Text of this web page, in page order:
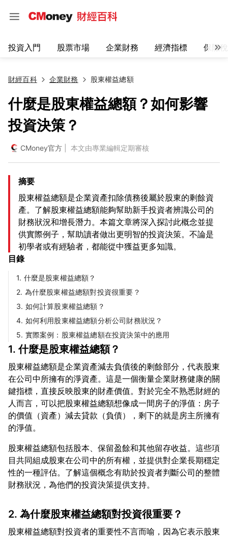
投資入門 股票市場 企業財務 經濟指標 保險
財經百科 企業財務 股東權益總額
什麼是股東權益總額？如何影響
投資決策？
CMoney官方 | 本文由專業編輯定期審核
摘要
股東權益總額是企業資產扣除債務後屬於股東的剩餘資
產。了解股東權益總額能夠幫助新手投資者辨識公司的
財務狀況和增長潛力。本篇文章將深入探討此概念並提
供實際例子，幫助讀者做出更明智的投資決策。不論是
初學者或有經驗者，都能從中獲益更多知識。
目錄
1. 什麼是股東權益總額？
2. 為什麼股東權益總額對投資很重要？
3. 如何計算股東權益總額？
4. 如何利用股東權益總額分析公司財務狀況？
5. 實際案例：股東權益總額在投資決策中的應用
1. 什麼是股東權益總額？
股東權益總額是企業資產減去負債後的剩餘部分，代表股東
在公司中所擁有的淨資產。這是一個衡量企業財務健康的關
鍵指標，直接反映股東的財產價值。對於完全不熟悉財經的
人而言，可以把股東權益總額想像成一間房子的淨值：房子
的價值（資產）減去貸款（負債），剩下的就是房主所擁有
股東權益總額包括股本、保留盈餘和其他留存收益。這些項
目共同組成股東在公司中的所有權，並提供對企業長期穩定
性的一種評估。了解這個概念有助於投資者判斷公司的整體
2. 為什麼股東權益總額對投資很重要？
股東權益總額對投資者的重要性不言而喻，因為它表示股東